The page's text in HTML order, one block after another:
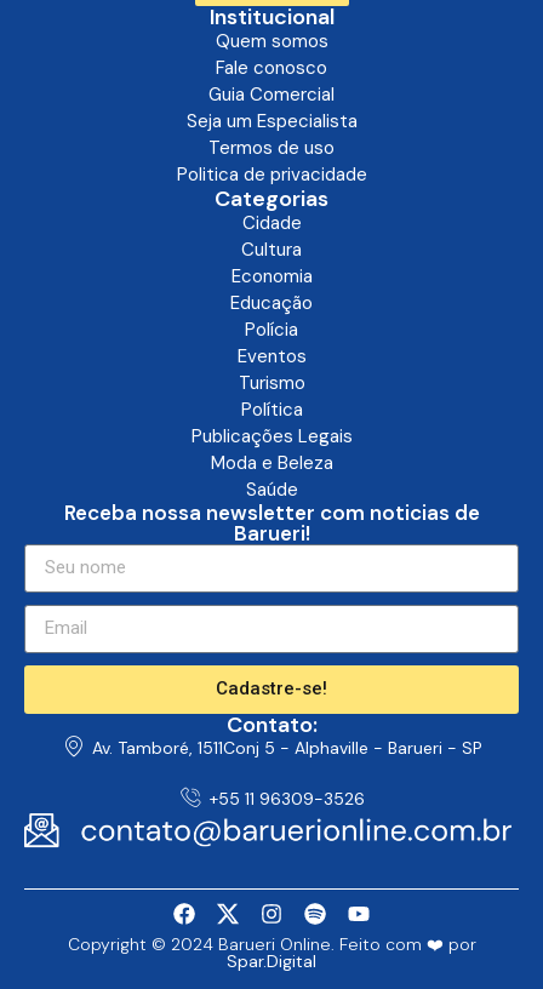
Institucional
Quem somos
Fale conosco
Guia Comercial
Seja um Especialista
Termos de uso
Politica de privacidade
Categorias
Cidade
Cultura
Economia
Educação
Polícia
Eventos
Turismo
Política
Publicações Legais
Moda e Beleza
Saúde
Receba nossa newsletter com noticias de
Barueri!
Cadastre-se!
Contato:
Av. Tamboré, 1511Conj 5 - Alphaville - Barueri - SP
+55 11 96309-3526
Copyright © 2024 Barueri Online. Feito com ❤️ por
Spar.Digital